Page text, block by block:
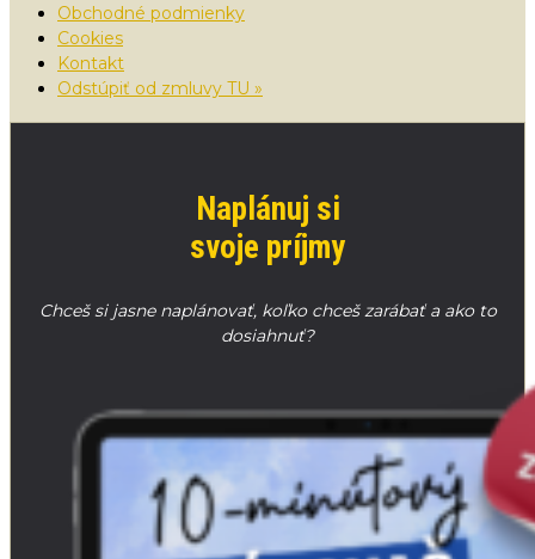
Obchodné podmienky
Cookies
Kontakt
Odstúpiť od zmluvy TU »
Naplánuj si
svoje príjmy
Chceš si jasne naplánovať, koľko chceš zarábať a ako to
dosiahnuť?